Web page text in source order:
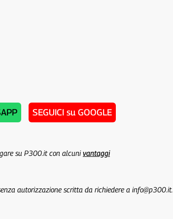
SEGUICI su GOOGLE
su P300.it con alcunivantaggi
autorizzazione scritta da richiedere a info@p300.it.